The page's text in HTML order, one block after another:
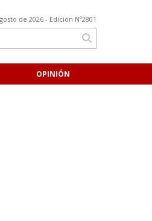
de 2026- Edición Nº2801
OPINIÓN